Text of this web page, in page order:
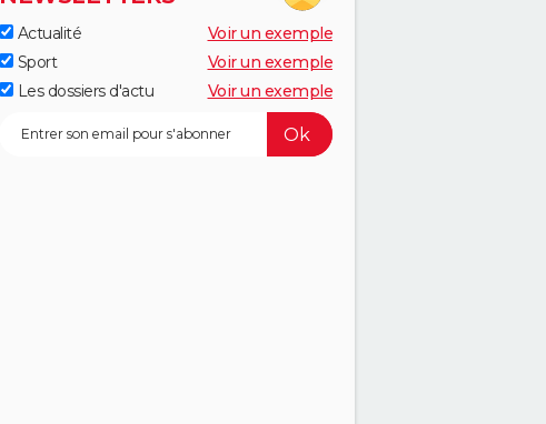
Actualité
Voir un exemple
Sport
Voir un exemple
Les dossiers d'actu
Voir un exemple